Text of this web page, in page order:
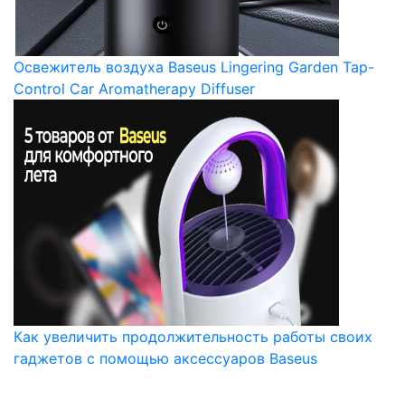
Освежитель воздуха Baseus Lingering Garden Tap-
Control Car Aromatherapy Diffuser
Как увеличить продолжительность работы своих
гаджетов с помощью аксессуаров Baseus